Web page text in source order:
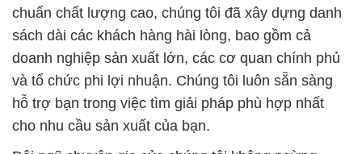
chuẩn chất lượng cao, chúng tôi đã xây dựng danh
sách dài các khách hàng hài lòng, bao gồm cả
doanh nghiệp sản xuất lớn, các cơ quan chính phủ
và tổ chức phi lợi nhuận. Chúng tôi luôn sẵn sàng
hỗ trợ bạn trong việc tìm giải pháp phù hợp nhất
cho nhu cầu sản xuất của bạn.